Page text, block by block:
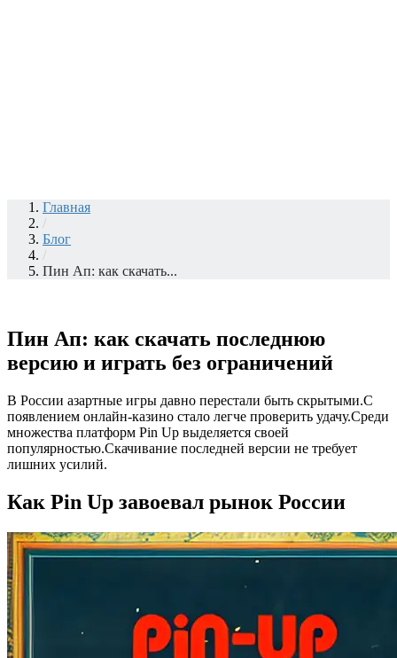
Главная
/
Блог
/
Пин Ап: как скачать...
Пин Ап: как скачать последнюю
версию и играть без ограничений
В России азартные игры давно перестали быть скрытыми.С
появлением онлайн‑казино стало легче проверить удачу.Среди
множества платформ Pin Up выделяется своей
популярностью.Скачивание последней версии не требует
лишних усилий.
Как Pin Up завоевал рынок России